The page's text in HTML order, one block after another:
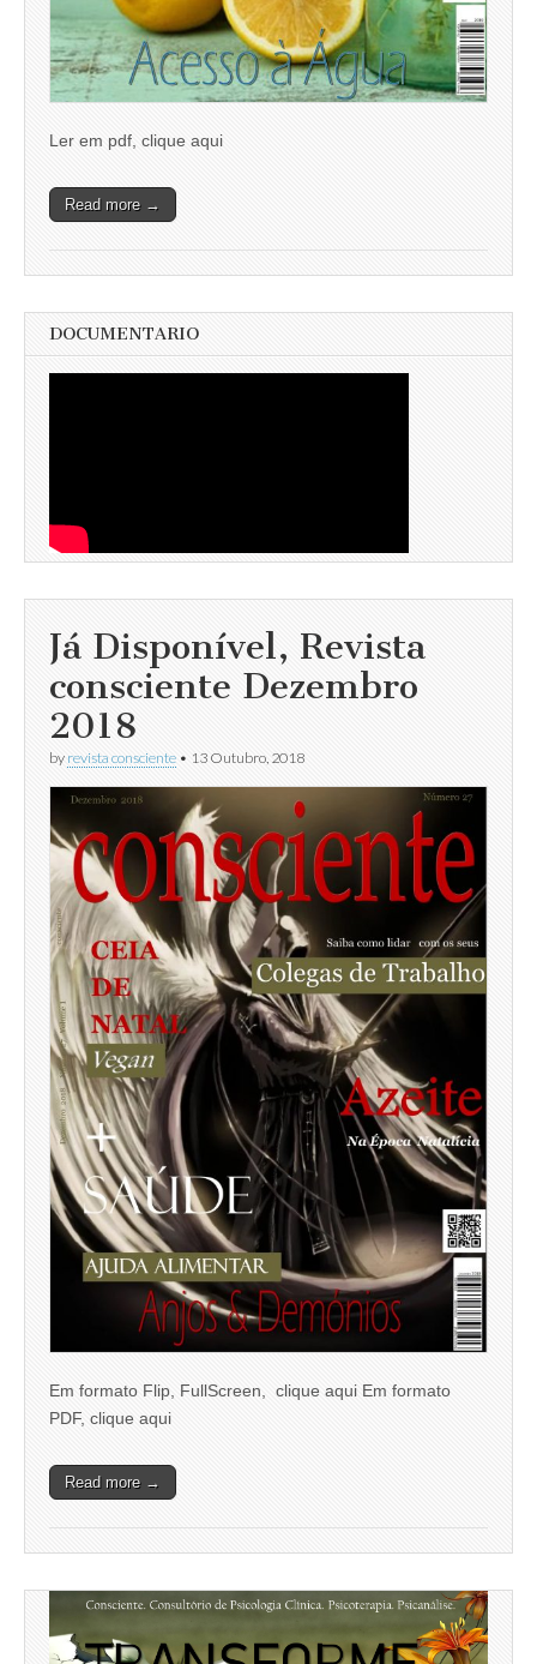
Ler em pdf, clique aqui
Read more →
DOCUMENTARIO
Já Disponível, Revista
consciente Dezembro
2018
by revista consciente • 13 Outubro, 2018
Em formato Flip, FullScreen, clique aqui Em formato
PDF, clique aqui
Read more →